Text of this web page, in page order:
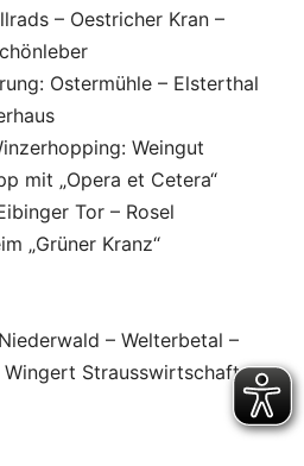
– Oestricher Kran –
Ostermühle – Elsterthal
Weingut
mit „Opera et Cetera“
Tor – Rosel
„Grüner Kranz“
– Welterbetal –
Wingert Strausswirtschaft